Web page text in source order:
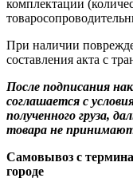
комплектации
При наличии
составления акта с
После подписания
соглашается с
полученного груза,
товара не
Самовывоз с
городе